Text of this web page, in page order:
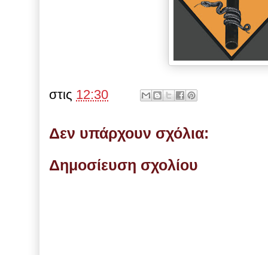
στις 12:30
Δεν υπάρχουν σχόλια:
Δημοσίευση σχολίου